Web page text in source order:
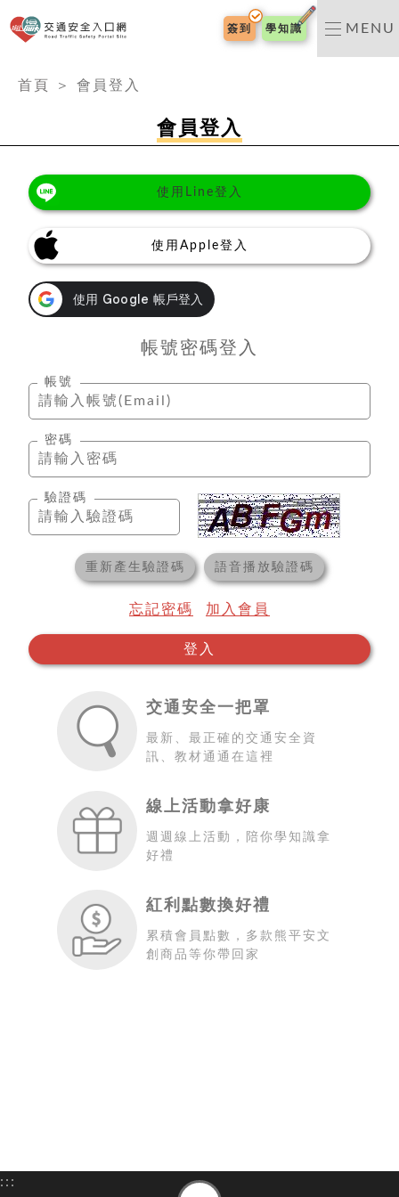
交通安全入口網
簽到 學知識 MENU
首頁
＞ 會員登入
會員登入
交通安全一把罩
最新、最正確的交通安全資
訊、教材通通在這裡
線上活動拿好康
週週線上活動，陪你學知識拿
好禮
紅利點數換好禮
累積會員點數，多款熊平安文
創商品等你帶回家
使用Line登入
使用Apple登入
帳號密碼登入
帳號
密碼
驗證碼
重新產生驗證碼 語音播放驗證碼
忘記密碼 加入會員
登入
:::